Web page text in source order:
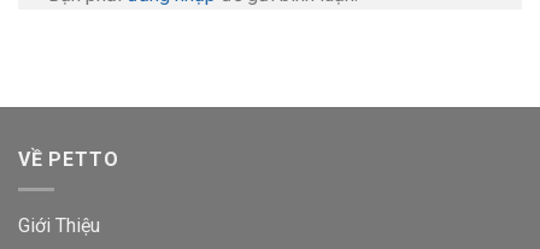
VỀ PETTO
Giới Thiệu